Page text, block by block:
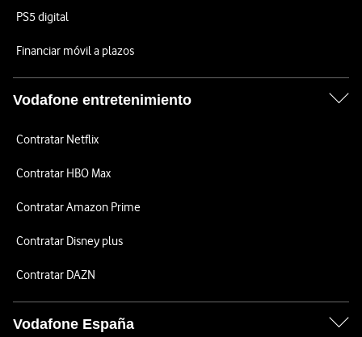
PS5 digital
Financiar móvil a plazos
Vodafone entretenimiento
Contratar Netflix
Contratar HBO Max
Contratar Amazon Prime
Contratar Disney plus
Contratar DAZN
Vodafone España